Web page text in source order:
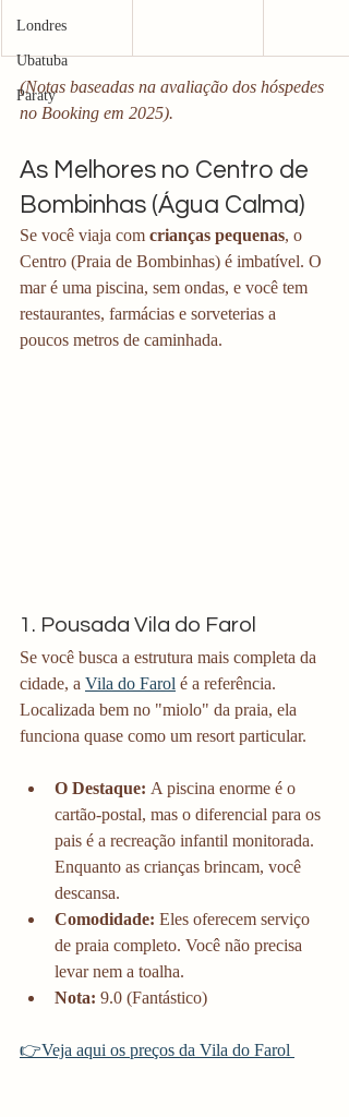
Londres
Ubatuba
Paraty
(Notas baseadas na avaliação dos hóspedes
no Booking em 2025).
As Melhores no Centro de
Bombinhas (Água Calma)
Se você viaja com crianças pequenas, o
Centro (Praia de Bombinhas) é imbatível. O
mar é uma piscina, sem ondas, e você tem
restaurantes, farmácias e sorveterias a
poucos metros de caminhada.
1. Pousada Vila do Farol
Se você busca a estrutura mais completa da
cidade, a Vila do Farol é a referência.
Localizada bem no "miolo" da praia, ela
funciona quase como um resort particular.
O Destaque: A piscina enorme é o
cartão-postal, mas o diferencial para os
pais é a recreação infantil monitorada.
Enquanto as crianças brincam, você
descansa.
Comodidade: Eles oferecem serviço
de praia completo. Você não precisa
levar nem a toalha.
Nota: 9.0 (Fantástico)
👉Veja aqui os preços da Vila do Farol